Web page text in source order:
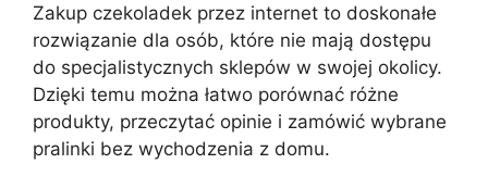
Zakup czekoladek przez internet to doskonałe
rozwiązanie dla osób, które nie mają dostępu
do specjalistycznych sklepów w swojej okolicy.
Dzięki temu można łatwo porównać różne
produkty, przeczytać opinie i zamówić wybrane
pralinki bez wychodzenia z domu.